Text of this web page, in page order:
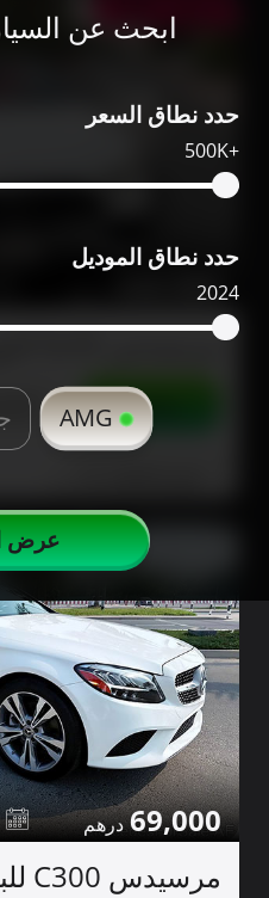
ابحث عن
حدد نطاق السعر
500K+
حدد نطاق الموديل
2024
AMG
عرض
ممشى قليل
330,000
مرسيدس SL43 للبيع
تواصل
69,000
مرسيدس C300 للبيع